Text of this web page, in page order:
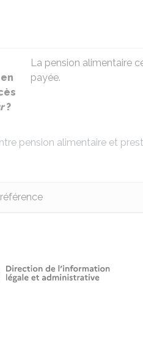
pension alimentaire et
?
La pension alimentaire
payée.